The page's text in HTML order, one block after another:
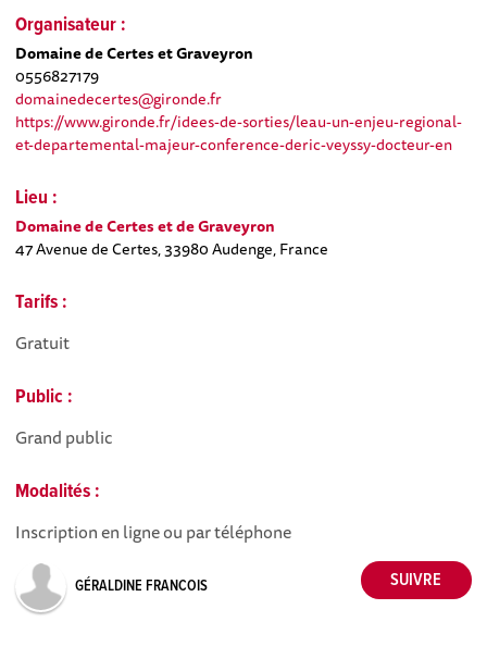
Organisateur :
Domaine de Certes et Graveyron
0556827179
domainedecertes@gironde.fr
https://www.gironde.fr/idees-de-sorties/leau-un-enjeu-regional-
et-departemental-majeur-conference-deric-veyssy-docteur-en
Lieu :
Domaine de Certes et de Graveyron
47 Avenue de Certes, 33980 Audenge, France
Tarifs :
Gratuit
Public :
Grand public
Modalités :
Inscription en ligne ou par téléphone
GÉRALDINE FRANCOIS